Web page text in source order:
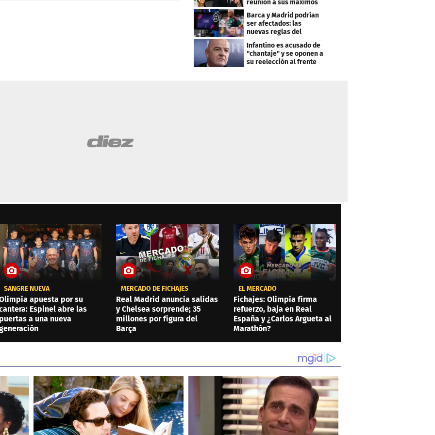
reunión a sus máximos
Barca y Madrid podrían
ser afectados: las
nuevas reglas del
arbitraje en LaLiga
Infantino es acusado de
"chantaje" y se oponen a
su reelección al frente
SANGRE NUEVA
apuesta por su
Espinel abre las
puertas a una nueva
MERCADO DE FICHAJES
Real Madrid anuncia salidas
y Chelsea sorprende; 35
millones por figura del
Barça
EL MERCADO
Fichajes: Olimpia firma
refuerzo, baja en Real
España y ¿Carlos Argueta al
Marathón?